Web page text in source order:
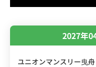
2027年
ユニオンマンスリー曳